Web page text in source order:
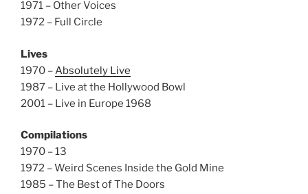
1971 – Other Voices
1972 – Full Circle
Lives
1970 – Absolutely Live
1987 – Live at the Hollywood Bowl
2001 – Live in Europe 1968
Compilations
1970 – 13
1972 – Weird Scenes Inside the Gold Mine
1985 – The Best of The Doors